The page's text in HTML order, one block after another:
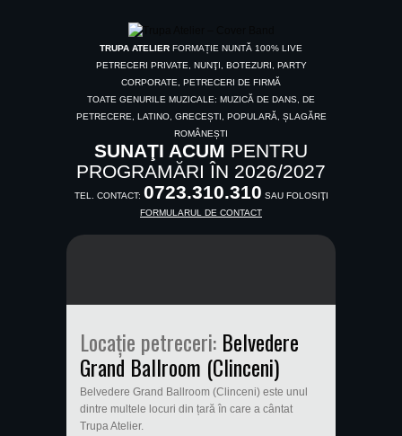
TRUPA ATELIER FORMAȚIE NUNTĂ 100% LIVE
PETRECERI PRIVATE, NUNŢI, BOTEZURI, PARTY
CORPORATE, PETRECERI DE FIRMĂ
TOATE GENURILE MUZICALE: MUZICĂ DE DANS, DE
PETRECERE, LATINO, GRECEȘTI, POPULARĂ, ȘLAGĂRE
ROMÂNEȘTI
SUNAŢI ACUM PENTRU
PROGRAMĂRI ÎN 2026/2027
TEL. CONTACT: 0723.310.310 SAU FOLOSIŢI
FORMULARUL DE CONTACT
Locație petreceri: Belvedere
Grand Ballroom (Clinceni)
Belvedere Grand Ballroom (Clinceni) este unul
dintre multele locuri din țară în care a cântat
Trupa Atelier.